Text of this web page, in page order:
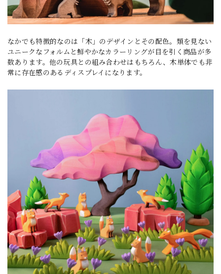
なかでも特徴的なのは「木」のデザインとその配色。類を見ない
ユニークなフォルムと鮮やかなカラーリングが目を引く商品が多
数あります。他の玩具との組み合わせはもちろん、木単体でも非
常に存在感のあるディスプレイになります。